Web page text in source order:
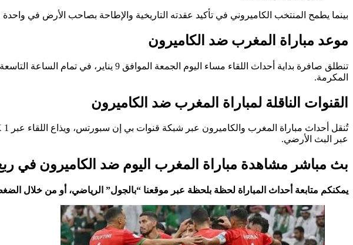
بينما يطمح المنتخب الكاميروني في تأكيد عقدته التاريخية والإطاحة بصاحب الأرض في
موعد مباراة المغرب ضد الكاميرون
تنطلق صافرة بداية أحداث اللقاء مساء اليوم
المكرمة.
القنوات الناقلة لمباراة المغرب ضد الكاميرون
عبر البث الأرضي.
بث مباشر مشاهدة مباراة المغرب اليوم ضد الكاميرون في ربع
يمكنكم متابعة أحداث المباراة لحظة بلحظة عبر موقعنا “بالجول” الرياضي، أو من خلال